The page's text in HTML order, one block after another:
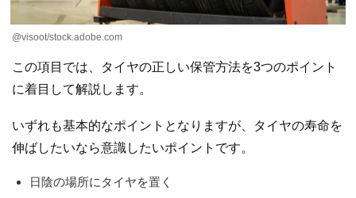
@visoot/stock.adobe.com
この項目では、タイヤの正しい保管方法を3つのポイント
に着目して解説します。
いずれも基本的なポイントとなりますが、タイヤの寿命を
伸ばしたいなら意識したいポイントです。
日陰の場所にタイヤを置く